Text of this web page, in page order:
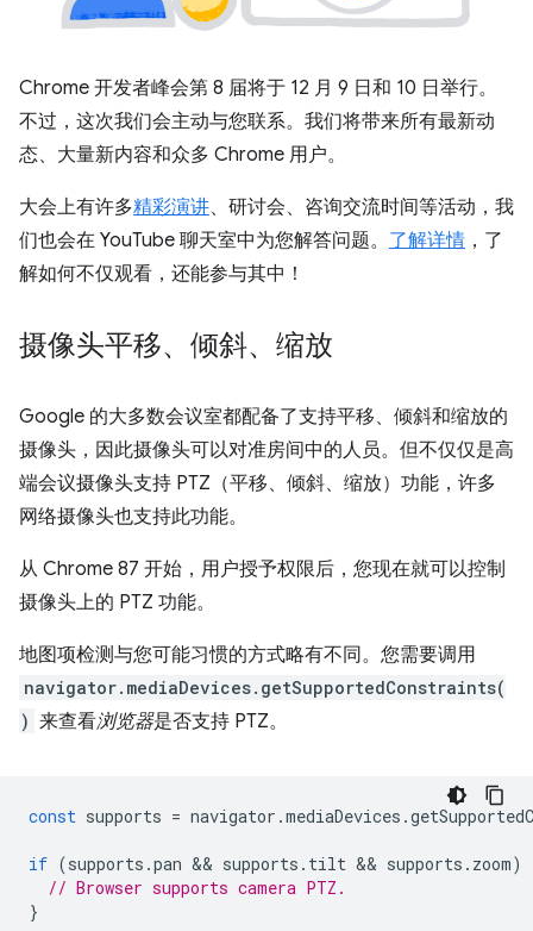
Chrome 开发者峰会第 8 届将于 12 月 9 日和 10 日举行。
不过，这次我们会主动与您联系。我们将带来所有最新动
态、大量新内容和众多 Chrome 用户。
大会上有许多精彩演讲、研讨会、咨询交流时间等活动，我
们也会在 YouTube 聊天室中为您解答问题。 了解详情 ，了
解如何不仅观看，还能参与其中！
摄像头平移、倾斜、缩放
Google 的大多数会议室都配备了支持平移、倾斜和缩放的
摄像头，因此摄像头可以对准房间中的人员。但不仅仅是高
端会议摄像头支持 PTZ（平移、倾斜、缩放）功能，许多
网络摄像头也支持此功能。
从 Chrome 87 开始，用户授予权限后，您现在就可以控制
摄像头上的 PTZ 功能。
地图项检测与您可能习惯的方式略有不同。您需要调用
navigator.mediaDevices.getSupportedConstraints(
) 来查看浏览器是否支持 PTZ。
const supports = navigator .mediaDevices .
if (supports .pan && supports . tilt && supports . zoom)
// Browser supports camera PTZ.
}